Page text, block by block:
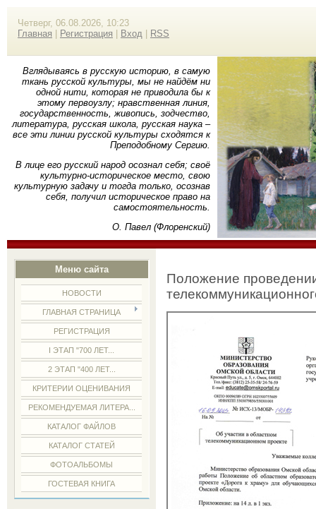
Четверг, 06.08.2026, 10:23
Главная
Регистрация Вход RSS
Вглядываясь в русскую историю, в самую
ткань русской культуры, мы не найдём ни
одной нити, которая не приводила бы к
этому первоузлу; нравственная линия,
государственность, живопись, зодчество,
литература, русская школа, русская наука –
все эти линии русской культуры сходятся к
Преподобному Сергию.
В лице его русский народ осознал себя; своё
культурно-историческое место, свою
культурную задачу и тогда только, осознав
себя, получил историческое право на
самостоятельность.
О. Павел (Флоренский)
Меню сайта
НОВОСТИ
ГЛАВНАЯ СТРАНИЦА
РЕГИСТРАЦИЯ
I ЭТАП "700 ЛЕТ...
2 ЭТАП "400 ЛЕТ...
КРИТЕРИИ ОЦЕНИВАНИЯ
РЕКОМЕНДУЕМАЯ ЛИТЕРА...
КАТАЛОГ ФАЙЛОВ
КАТАЛОГ СТАТЕЙ
ФОТОАЛЬБОМЫ
ГОСТЕВАЯ КНИГА
Положение